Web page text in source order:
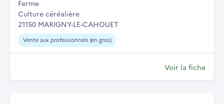
Ferme
Culture céréalière
21150 MARIGNY-LE-CAHOUET
Vente aux professionnels (en gros)
Voir la fiche